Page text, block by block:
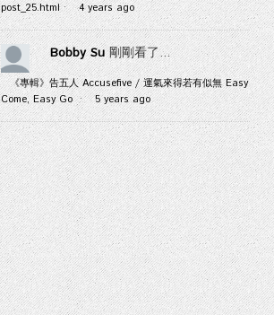
post_25.html· 4 years ago
Bobby Su 剛剛看了...
《專輯》告五人 Accusefive / 運氣來得若有似無 Easy
Come, Easy Go· 5 years ago